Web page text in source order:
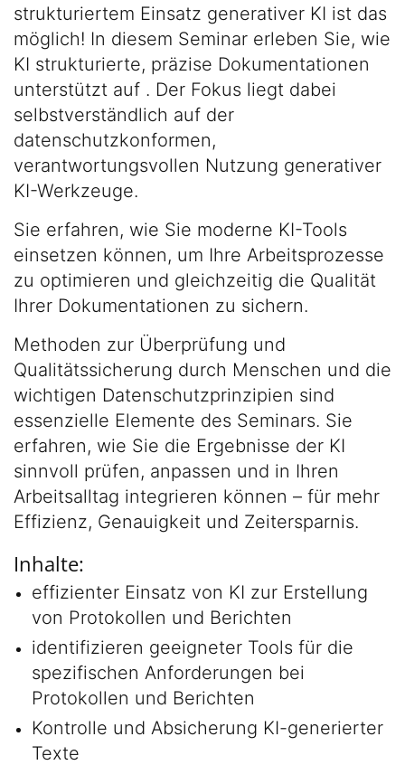
strukturiertem Einsatz generativer KI ist das
möglich! In diesem Seminar erleben Sie, wie
KI strukturierte, präzise Dokumentationen
unterstützt auf . Der Fokus liegt dabei
selbstverständlich auf der
datenschutzkonformen,
verantwortungsvollen Nutzung generativer
KI-Werkzeuge.
Sie erfahren, wie Sie moderne KI-Tools
einsetzen können, um Ihre Arbeitsprozesse
zu optimieren und gleichzeitig die Qualität
Ihrer Dokumentationen zu sichern.
Methoden zur Überprüfung und
Qualitätssicherung durch Menschen und die
wichtigen Datenschutzprinzipien sind
essenzielle Elemente des Seminars. Sie
erfahren, wie Sie die Ergebnisse der KI
sinnvoll prüfen, anpassen und in Ihren
Arbeitsalltag integrieren können – für mehr
Effizienz, Genauigkeit und Zeitersparnis.
Inhalte:
effizienter Einsatz von KI zur Erstellung
von Protokollen und Berichten
identifizieren geeigneter Tools für die
spezifischen Anforderungen bei
Protokollen und Berichten
Kontrolle und Absicherung KI-generierter
Texte